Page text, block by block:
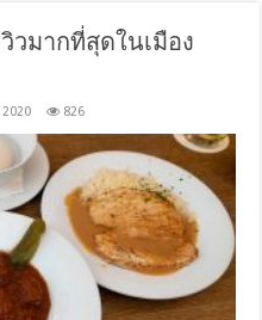
มากที่สุดในเมือง
826